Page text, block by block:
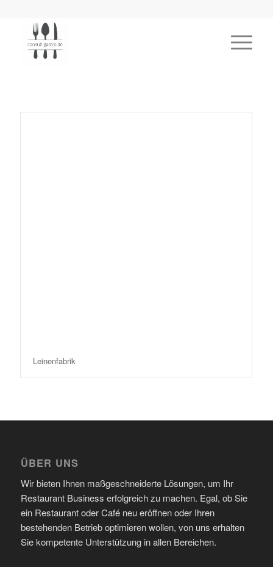
Leinenfabrik
ÜBER UNS
Wir bieten Ihnen maßgeschneiderte Lösungen, um Ihr
Restaurant Business erfolgreich zu machen. Egal, ob Sie
ein Restaurant oder Café neu eröffnen oder Ihren
bestehenden Betrieb optimieren wollen, von uns erhalten
Sie kompetente Unterstützung in allen Bereichen.